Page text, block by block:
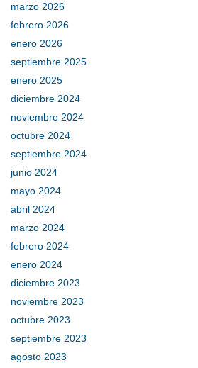
marzo 2026
febrero 2026
enero 2026
septiembre 2025
enero 2025
diciembre 2024
noviembre 2024
octubre 2024
septiembre 2024
junio 2024
mayo 2024
abril 2024
marzo 2024
febrero 2024
enero 2024
diciembre 2023
noviembre 2023
octubre 2023
septiembre 2023
agosto 2023